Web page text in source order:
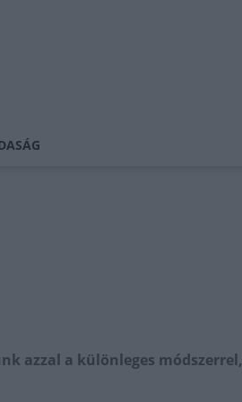
azzal a különleges módszerrel,